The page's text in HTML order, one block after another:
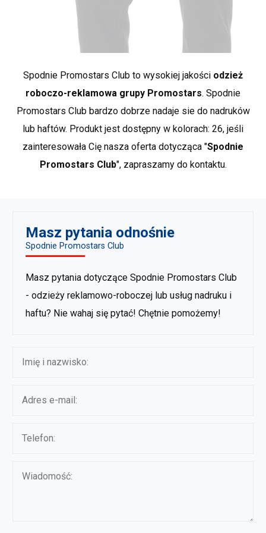
dodatkowo stosuje się podkład z fizeliny.
Haft najlepiej jest wykonywać na wykrojach
– łatwiej jest wtedy naciągnąć tkaninę na
spodni*
168
*przybliżone wymiary +/- 2 cm
Marka PROMOSTARS to odzież reklamowa w najlepszym
wydaniu. Naszą bazę stanowią proste, klasyczne fasony,
a wykorzystywane materiały nadają im docenianej
jakości i trwałości. PROMOSTARS, to kompletna oferta
produktów marki Promostars.
Spodnie Promostars Club to wysokiej jakości odzież
roboczo-reklamowa grupy Promostars. Spodnie
Promostars Club bardzo dobrze nadaje sie do nadruków
lub haftów. Produkt jest dostępny w kolorach: 26, jeśli
zainteresowała Cię nasza oferta dotycząca "Spodnie
Promostars Club", zapraszamy do kontaktu.
Masz pytania odnośnie
Spodnie Promostars Club
Masz pytania dotyczące Spodnie Promostars Club
- odzieży reklamowo-roboczej lub usług nadruku i
haftu? Nie wahaj się pytać! Chętnie pomożemy!